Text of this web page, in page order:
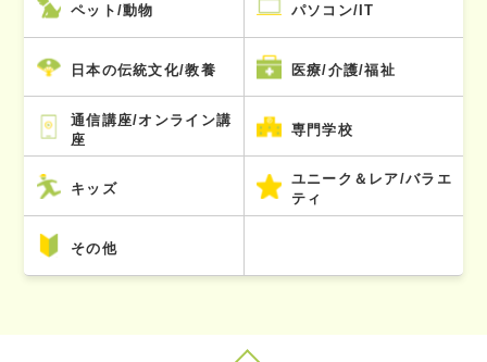
ペット/動物 パソコン/IT
日本の伝統文化/教養 医療/介護/福祉
通信講座/オンライン講
座
専門学校
キッズ
ユニーク＆レア/バラエ
ティ
その他